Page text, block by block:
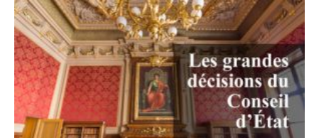
Conseil
d'État,
Assemblée,
19
juillet
2011,
Commune